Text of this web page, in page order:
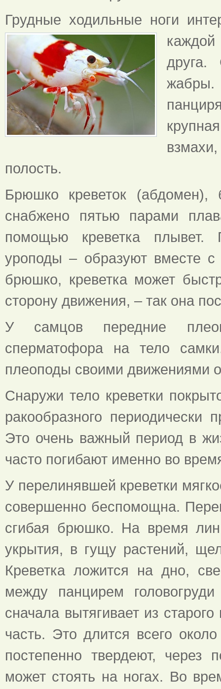
Грудные ходильные ноги
друга.
полость.
Брюшко креветок (абдомен),
снабжено пятью парами
помощью креветка плывет.
уроподы – образуют вместе с
брюшко, креветка может
сторону движения, – так она
У самцов передние
сперматофора на тело
плеоподы своими движениями
Снаружи тело креветки
ракообразного
Это очень важный период в
часто погибают именно во
У перелинявшей креветки
совершенно беспомощна.
сгибая брюшко. На время
укрытия, в гущу растений,
Креветка ложится на дно,
между панцирем
сначала вытягивает из
часть. Это длится всего
постепенно твердеют, через
может стоять на ногах. Во